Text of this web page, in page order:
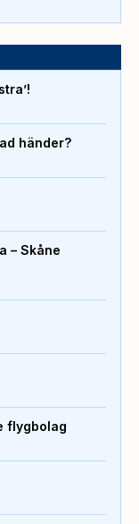
händer?
– Skåne
flygbolag